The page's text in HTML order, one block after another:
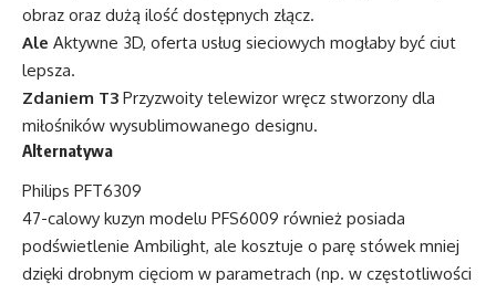
obraz oraz dużą ilość dostępnych złącz.
Ale Aktywne 3D, oferta usług sieciowych mogłaby być ciut
lepsza.
Zdaniem T3 Przyzwoity telewizor wręcz stworzony dla
miłośników wysublimowanego designu.
Alternatywa
Philips PFT6309
47-calowy kuzyn modelu PFS6009 również posiada
podświetlenie Ambilight, ale kosztuje o parę stówek mniej
dzięki drobnym cięciom w parametrach (np. w częstotliwości